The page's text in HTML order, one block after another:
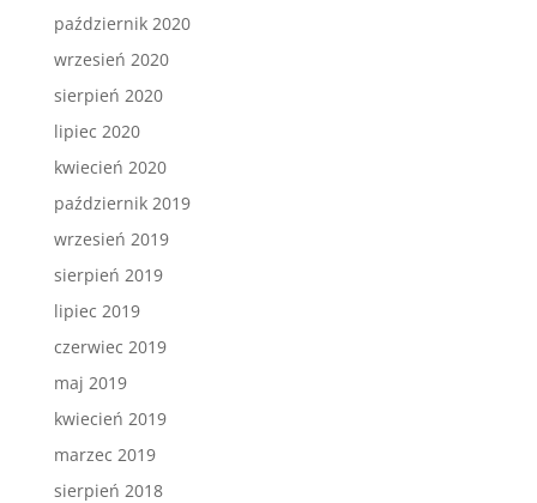
październik 2020
wrzesień 2020
sierpień 2020
lipiec 2020
kwiecień 2020
październik 2019
wrzesień 2019
sierpień 2019
lipiec 2019
czerwiec 2019
maj 2019
kwiecień 2019
marzec 2019
sierpień 2018